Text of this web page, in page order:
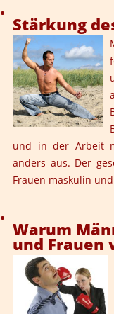
Stärkung
und in der Arbeit
anders aus. Der
Frauen maskulin
Warum
und Frauen